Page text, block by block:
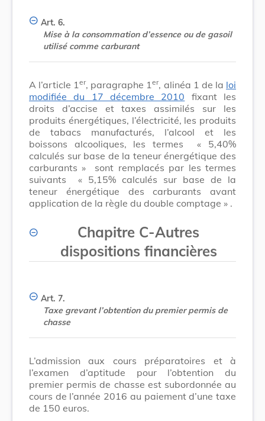
Art. 6.
Mise à la consommation d’essence ou de gasoil
utilisé comme carburant
A l’article 1er, paragraphe 1er, alinéa 1 de la loi
modifiée du 17 décembre 2010 fixant les
droits d’accise et taxes assimilés sur les
produits énergétiques, l’électricité, les produits
de tabacs manufacturés, l’alcool et les
boissons alcooliques, les termes
« 5,40%
calculés sur base de la teneur énergétique des
carburants »
sont remplacés par les termes
suivants
« 5,15% calculés sur base de la
teneur énergétique des carburants avant
application de la règle du double comptage » .
Chapitre C-Autres
dispositions financières
Art. 7.
Taxe grevant l’obtention du premier permis de
chasse
L’admission aux cours préparatoires et à
l’examen d’aptitude pour l’obtention du
premier permis de chasse est subordonnée au
cours de l’année 2016 au paiement d’une taxe
de 150 euros.